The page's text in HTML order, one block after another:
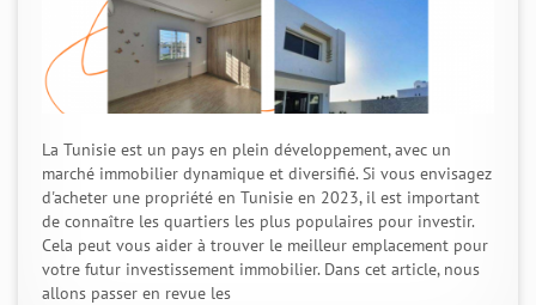
La Tunisie est un pays en plein développement, avec un
marché immobilier dynamique et diversifié. Si vous envisagez
d'acheter une propriété en Tunisie en 2023, il est important
de connaître les quartiers les plus populaires pour investir.
Cela peut vous aider à trouver le meilleur emplacement pour
votre futur investissement immobilier. Dans cet article, nous
allons passer en revue les